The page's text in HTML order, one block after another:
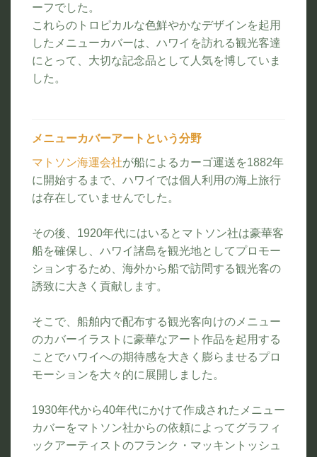
ーフでした。
これらのトロピカルな色鮮やかなデザインを起用
したメニューカバーは、ハワイを訪れる観光客達
にとって、大切な記念品として人気を博していま
した。
メニューカバーアートという分野
マトソン海運会社が船によるカーゴ運送を1882年
に開始するまで、ハワイでは個人利用の海上旅行
は存在していませんでした。
その後、1920年代にはいるとマトソン社は豪華客
船を確保し、ハワイ諸島を観光地としてプロモー
ションするため、海外から船で訪問する観光客の
誘致に大きく貢献します。
そこで、船舶内で配布する観光客向けのメニュー
のカバーイラストに豪華なアート作品を起用する
ことでハワイへの期待感を大きく膨らませるプロ
モーションを大々的に展開しました。
1930年代から40年代にかけて作成されたメニュー
カバーをマトソン社からの依頼によってグラフィ
ックアーティストのフランク・マッキントッシュ